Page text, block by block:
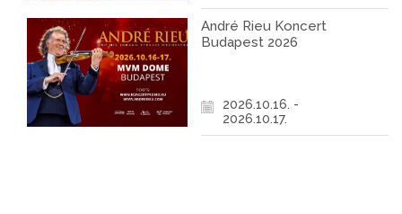
André Rieu Koncert
Budapest 2026
2026.10.16. -
2026.10.17.